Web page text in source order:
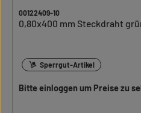
00122409-10
0,80x400 mm Steckdraht
Sperrgut-Artikel
Bitte einloggen um Preise zu